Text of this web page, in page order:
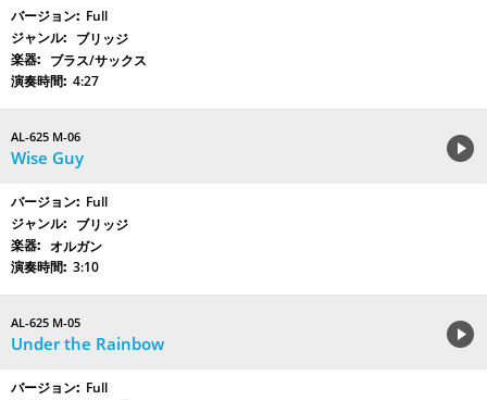
Full
ブリッジ
ブラス/サックス
4:27
AL-625 M-06
Wise Guy
Full
ブリッジ
オルガン
3:10
AL-625 M-05
Under the Rainbow
Full